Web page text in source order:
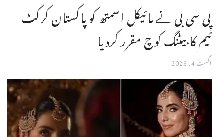
پی سی بی نے مائیکل اسمتھ کو پاکستان کرکٹ
ٹیم کا بیٹنگ کوچ مقرر کردیا
اگست 4, 2026